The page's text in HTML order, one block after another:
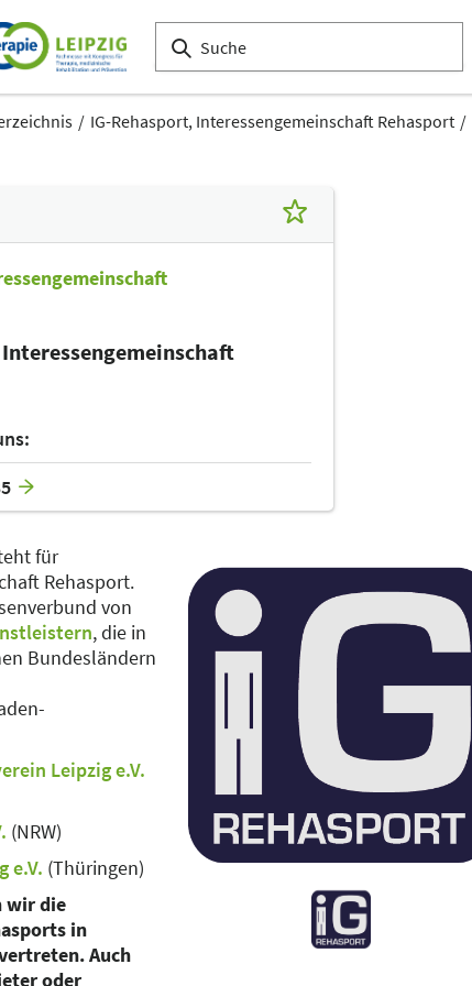
IG-Rehasport, Interessengemeinschaft Rehasport
für
Rehasport.
von
, die in
Bundesländern
Leipzig e.V.
(NRW)
e.V. (Thüringen)
wir die
in
Auch
oder